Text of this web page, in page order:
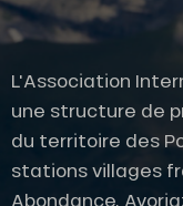
L'Association
une structure de
du territoire des
stations villages
Abondance,